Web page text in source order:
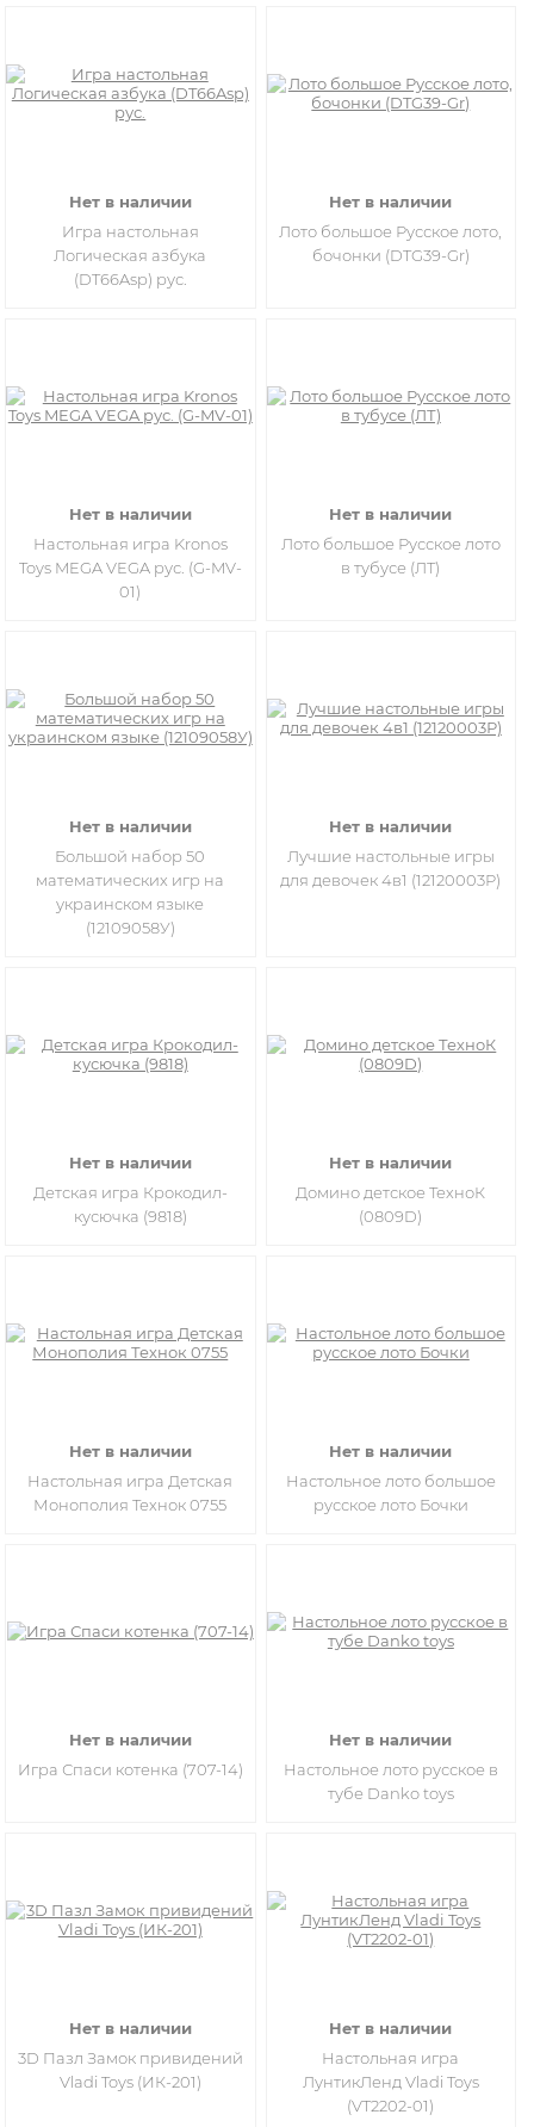
Нет в наличии
Игра настольная
Логическая азбука
(DT66Asp) рус.
Нет в наличии
​Лото большое Русское лото,
бочонки (DTG39-Gr)
Нет в наличии
Настольная игра Kronos
Toys MEGA VEGA рус. (G-MV-
01)
Нет в наличии
Лото большое Русское лото
в тубусе (ЛТ)
Нет в наличии
Большой набор 50
математических игр на
украинском языке
(12109058У)
Нет в наличии
Лучшие настольные игры
для девочек 4в1 (12120003Р)
Нет в наличии
Детская игра Крокодил-
кусючка (9818)
Нет в наличии
Домино детское ТехноК
(0809D)
Нет в наличии
Настольная игра Детская
Монополия Технок 0755
Нет в наличии
Настольное лото большое
русское лото Бочки
Нет в наличии
Игра Спаси котенка (707-14)
Нет в наличии
Настольное лото русское в
тубе Danko toys
Нет в наличии
3D Пазл Замок привидений
Vladi Toys (ИК-201)
Нет в наличии
Настольная игра
ЛунтикЛенд Vladi Toys
(VT2202-01)